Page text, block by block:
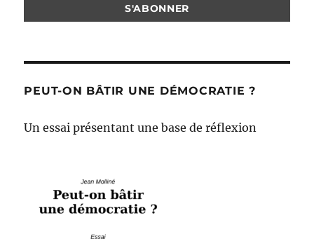
PEUT-ON BÂTIR UNE DÉMOCRATIE ?
Un essai présentant une base de réflexion